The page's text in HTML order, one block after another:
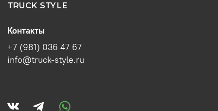
TRUCK STYLE
Контакты
+7 (981) 036 47 67
info@truck-style.ru